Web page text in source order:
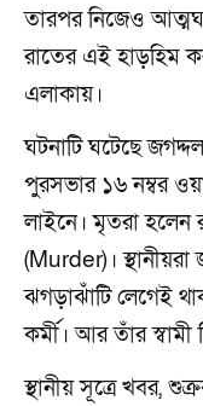
তারপর নিজেও
রাতের এই হাড়হিম
এলাকায়।
ঘটনাটি ঘটেছে
পুরসভার ১৬ নম্বর
লাইনে। মৃতরা হলেন
(Murder)।
ঝগড়াঝাঁটি লেগেই
কর্মী। আর তাঁর
স্থানীয় সূত্রে খবর,